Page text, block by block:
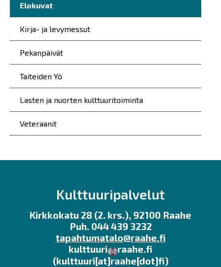
Elokuvat
Kirja- ja levymessut
Pekanpäivät
Taiteiden Yö
Lasten ja nuorten kulttuuritoiminta
Veteraanit
Kulttuuripalvelut
Kirkkokatu 28 (2. krs.), 92100 Raahe
Puh. 044 439 3232
tapahtumatalo@raahe.fi
kulttuuri
raahe.fi
(kulttuuri[at]raahe[dot]fi)